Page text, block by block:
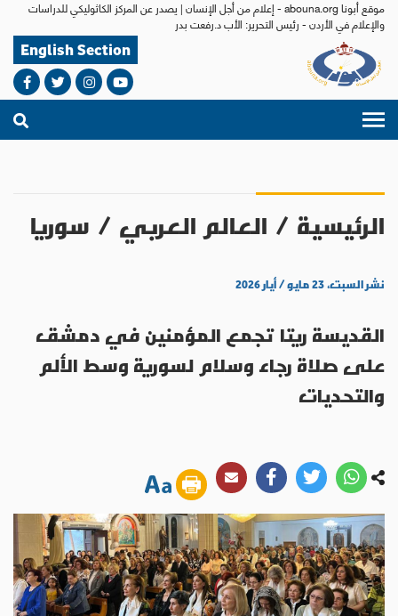
موقع أبونا abouna.org - إعلام من أجل الإنسان | يصدر عن المركز الكاثوليكي للدراسات
والإعلام في الأردن - رئيس التحرير: الأب د.رفعت بدر
English Section
الرئيسية / العالم العربي / سوريا
نشر السبت، ٢٣ مايو / أيار ٢٠٢٦
القديسة ريتا تجمع المؤمنين في دمشق
على صلاة رجاء وسلام لسورية وسط الألم
والتحديات